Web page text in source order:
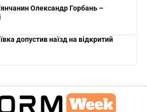
Олександр Горбань –
допустив наїзд на відкритий